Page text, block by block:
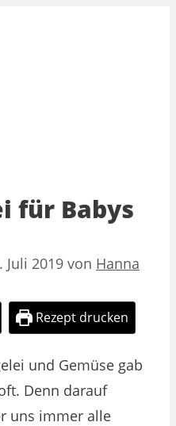
für Babys
Juli 2019 von Hanna
Rezept drucken
und Gemüse gab
Denn darauf
uns immer alle